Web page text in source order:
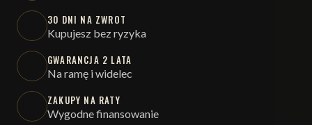
30 DNI NA ZWROT
Kupujesz bez ryzyka
GWARANCJA 2 LATA
Na ramę i widelec
ZAKUPY NA RATY
Wygodne finansowanie